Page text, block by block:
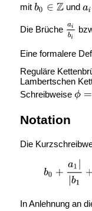
mit und
Die Brüche
Eine formalere
Reguläre
Lambertschen
Schreibweise
Notation
Die
In Anlehnung an